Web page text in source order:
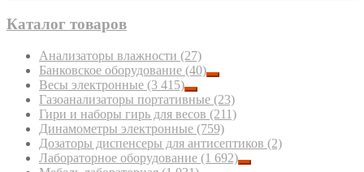
Каталог товаров
Анализаторы влажности (27)
Банковское оборудование (40)
Весы электронные (3 415)
Газоанализаторы портативные (23)
Гири и наборы гирь для весов (211)
Динамометры электронные (759)
Дозаторы диспенсеры для антисептиков (2)
Лабораторное оборудование (1 692)